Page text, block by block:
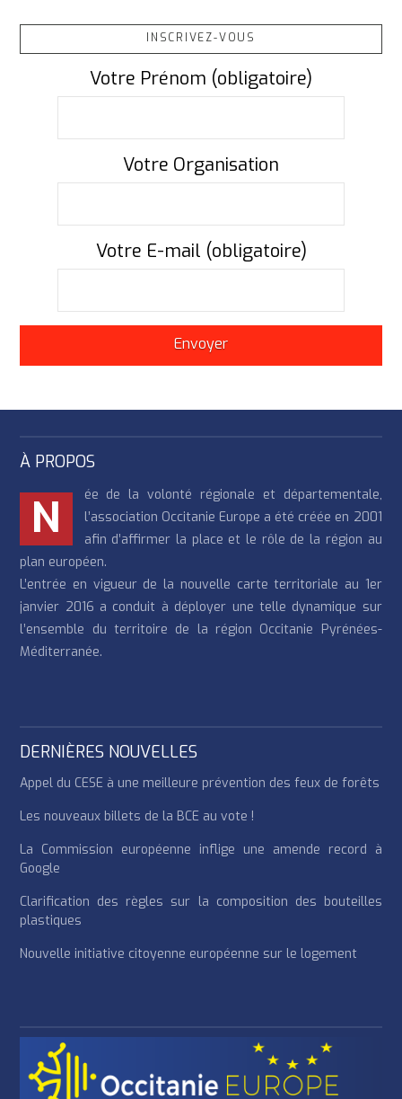
INSCRIVEZ-VOUS
Votre Prénom (obligatoire)
Votre Organisation
Votre E-mail (obligatoire)
À PROPOS
N
ée de la volonté régionale et départementale,
l’association Occitanie Europe a été créée en 2001
afin d’affirmer la place et le rôle de la région au
plan européen.
L’entrée en vigueur de la nouvelle carte territoriale au 1er
janvier 2016 a conduit à déployer une telle dynamique sur
l’ensemble du territoire de la région Occitanie Pyrénées-
Méditerranée.
DERNIÈRES NOUVELLES
Appel du CESE à une meilleure prévention des feux de forêts
Les nouveaux billets de la BCE au vote !
La Commission européenne inflige une amende record à
Google
Clarification des règles sur la composition des bouteilles
plastiques
Nouvelle initiative citoyenne européenne sur le logement